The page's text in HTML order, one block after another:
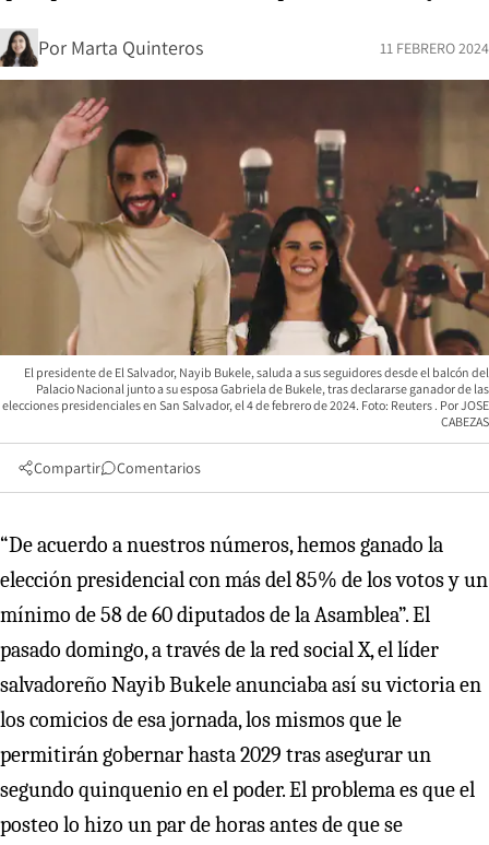
Por Marta Quinteros 11 FEBRERO 2024
El presidente de El Salvador, Nayib Bukele, saluda a sus seguidores desde el balcón del
Palacio Nacional junto a su esposa Gabriela de Bukele, tras declararse ganador de las
elecciones presidenciales en San Salvador, el 4 de febrero de 2024. Foto: Reuters
JOSE
CABEZAS
Compartir Comentarios
“De acuerdo a nuestros números, hemos ganado la
elección presidencial con más del 85% de los votos y un
mínimo de 58 de 60 diputados de la Asamblea”. El
pasado domingo, a través de la red social X, el líder
salvadoreño Nayib Bukele anunciaba así su victoria en
los comicios de esa jornada, los mismos que le
permitirán gobernar hasta 2029 tras asegurar un
segundo quinquenio en el poder. El problema es que el
posteo lo hizo un par de horas antes de que se